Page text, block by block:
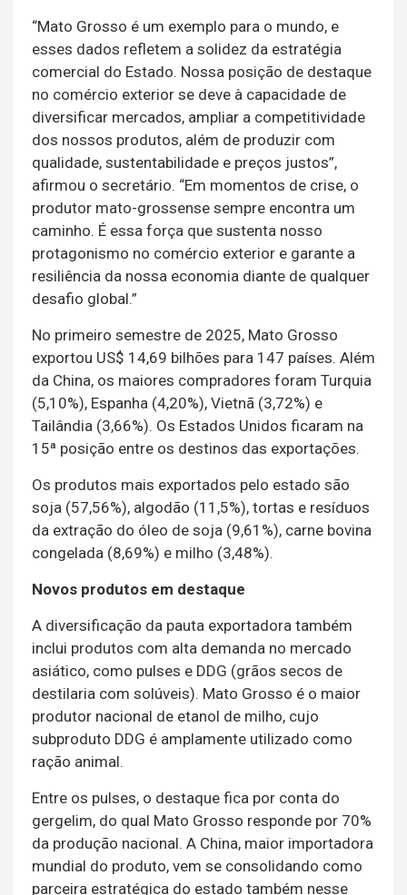
“Mato Grosso é um exemplo para o mundo, e
esses dados refletem a solidez da estratégia
comercial do Estado. Nossa posição de destaque
no comércio exterior se deve à capacidade de
diversificar mercados, ampliar a competitividade
dos nossos produtos, além de produzir com
qualidade, sustentabilidade e preços justos”,
afirmou o secretário. “Em momentos de crise, o
produtor mato-grossense sempre encontra um
caminho. É essa força que sustenta nosso
protagonismo no comércio exterior e garante a
resiliência da nossa economia diante de qualquer
desafio global.”
No primeiro semestre de 2025, Mato Grosso
exportou US$ 14,69 bilhões para 147 países. Além
da China, os maiores compradores foram Turquia
(5,10%), Espanha (4,20%), Vietnã (3,72%) e
Tailândia (3,66%). Os Estados Unidos ficaram na
15ª posição entre os destinos das exportações.
Os produtos mais exportados pelo estado são
soja (57,56%), algodão (11,5%), tortas e resíduos
da extração do óleo de soja (9,61%), carne bovina
congelada (8,69%) e milho (3,48%).
Novos produtos em destaque
A diversificação da pauta exportadora também
inclui produtos com alta demanda no mercado
asiático, como pulses e DDG (grãos secos de
destilaria com solúveis). Mato Grosso é o maior
produtor nacional de etanol de milho, cujo
subproduto DDG é amplamente utilizado como
ração animal.
Entre os pulses, o destaque fica por conta do
gergelim, do qual Mato Grosso responde por 70%
da produção nacional. A China, maior importadora
mundial do produto, vem se consolidando como
parceira estratégica do estado também nesse